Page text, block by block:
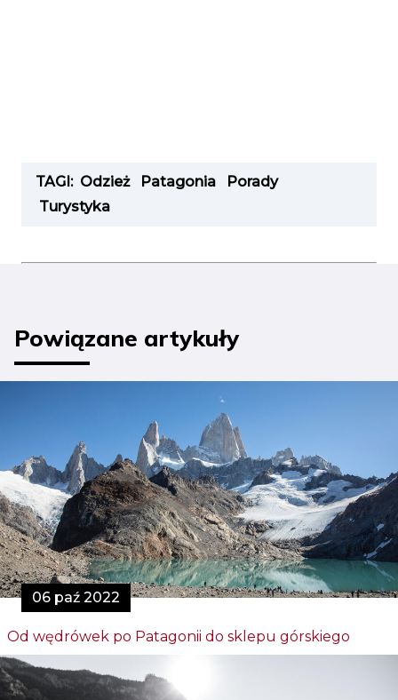
TAGI: Odzież Patagonia
Porady
Turystyka
Powiązane artykuły
06 paź 2022
Od wędrówek po Patagonii do sklepu górskiego